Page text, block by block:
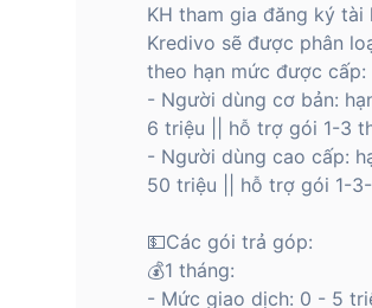
KH tham gia đăng ký tài
Kredivo sẽ được phân
theo hạn mức được cấp:
- Người dùng cơ bản:
6 triệu || hỗ trợ gói 1-3
- Người dùng cao cấp:
50 triệu || hỗ trợ gói 1-
💵Các gói trả góp:
💰1 tháng:
- Mức giao dịch: 0 - 5